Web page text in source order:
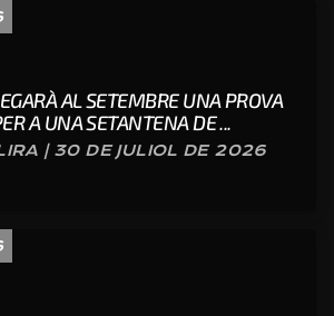
AL SETEMBRE UNA PROVA
A UNA SETANTENA DE ...
| 30 DE JULIOL DE 2026